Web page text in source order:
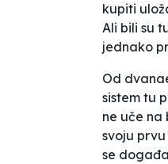
kupiti
Ali bili su
jednako
Od
sistem tu
ne uče
svoju
se